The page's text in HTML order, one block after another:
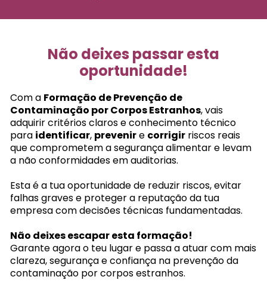
Não deixes passar esta
oportunidade!
Com a Formação de Prevenção de
Contaminação por Corpos Estranhos, vais
adquirir critérios claros e conhecimento técnico
para identificar, prevenire corrigir riscos reais
que comprometem a segurança alimentar e levam
a não conformidades em auditorias.
Esta é a tua oportunidade de reduzir riscos, evitar
falhas graves e proteger a reputação da tua
empresa com decisões técnicas fundamentadas.
Não deixes escapar esta formação!
Garante agora o teu lugar e passa a atuar com mais
clareza, segurança e confiança na prevenção da
contaminação por corpos estranhos.